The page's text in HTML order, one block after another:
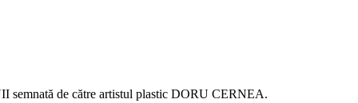
semnată de către artistul plastic DORU CERNEA.